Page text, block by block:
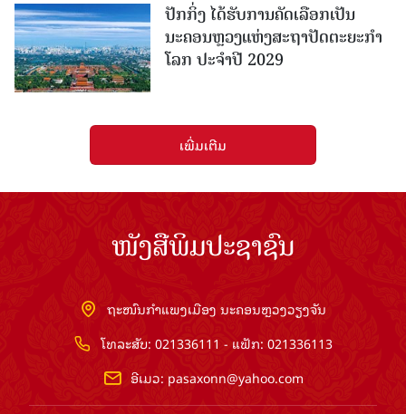
ປັກກິ່ງ ໄດ້ຮັບການຄັດເລືອກເປັນ
ນະຄອນຫຼວງແຫ່ງສະຖາປັດຕະຍະກຳ
ໂລກ ປະຈຳປີ 2029
ເພີ່ມເຕີມ
ໜັງສືພິມປະຊາຊົນ
ຖະໜົນກຳແພງເມືອງ ນະຄອນຫຼວງວຽງຈັນ
ໂທລະສັບ: 021336111 - ແຟັກ: 021336113
ອີເມວ: pasaxonn@yahoo.com